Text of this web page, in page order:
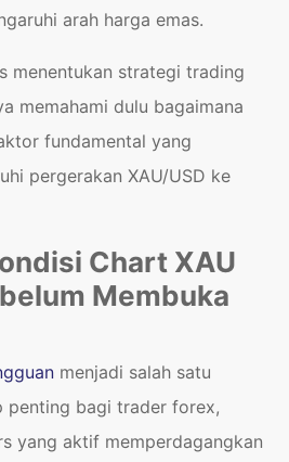
arah harga emas.
menentukan strategi trading
memahami dulu bagaimana
fundamental yang
pergerakan XAU/USD ke
Chart XAU
Membuka
menjadi salah satu
penting bagi trader forex,
yang aktif memperdagangkan